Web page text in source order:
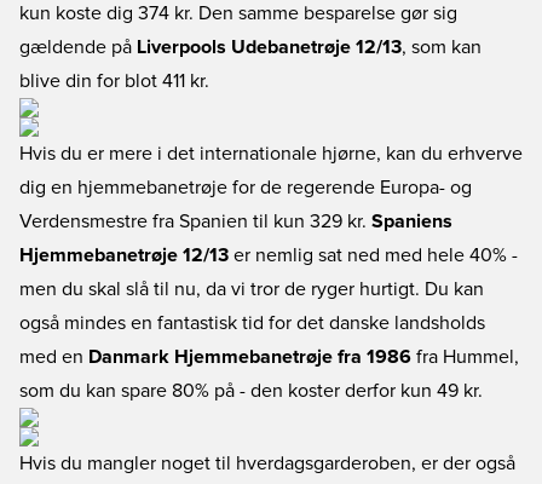
kun koste dig 374 kr. Den samme besparelse gør sig
gældende på Liverpools Udebanetrøje 12/13, som kan
blive din for blot 411 kr.
Hvis du er mere i det internationale hjørne, kan du erhverve
dig en hjemmebanetrøje for de regerende Europa- og
Verdensmestre fra Spanien til kun 329 kr. Spaniens
Hjemmebanetrøje 12/13 er nemlig sat ned med hele 40% -
men du skal slå til nu, da vi tror de ryger hurtigt. Du kan
også mindes en fantastisk tid for det danske landsholds
med en Danmark Hjemmebanetrøje fra 1986 fra Hummel,
som du kan spare 80% på - den koster derfor kun 49 kr.
Hvis du mangler noget til hverdagsgarderoben, er der også